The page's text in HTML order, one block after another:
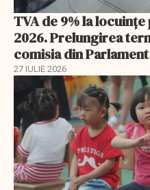
TVA de 9% la
2026. Prelungirea
comisia din Parlament
27 IULIE 2026